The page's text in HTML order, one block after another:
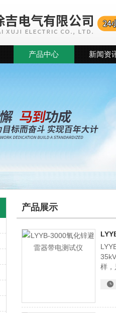
产品中心 新闻资
产品展示
样，